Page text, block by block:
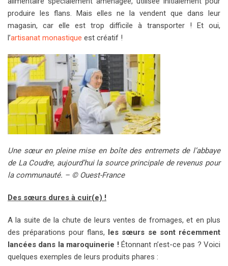
produire les flans. Mais elles ne la vendent que dans leur
magasin, car elle est trop difficile à transporter ! Et oui,
l’artisanat monastique est créatif !
Une sœur en pleine mise en boîte des entremets de l’abbaye
de La Coudre, aujourd’hui la source principale de revenus pour
la communauté. – © Ouest-France
Des sœurs dures à cuir(e) !
A la suite de la chute de leurs ventes de fromages, et en plus
des préparations pour flans, les sœurs se sont récemment
lancées dans la maroquinerie ! Étonnant n’est-ce pas ? Voici
quelques exemples de leurs produits phares :